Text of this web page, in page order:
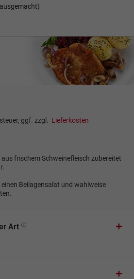
ggf. zzgl. Lieferkosten
aus frischem Schweinefleisch zubereitet
Beilagensalat und wahlweise
Art